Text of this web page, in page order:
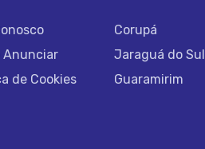
Anunciar
de Cookies
Corupá
Jaraguá do Sul
Guaramirim